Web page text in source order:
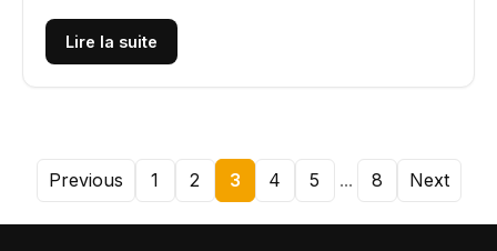
l'expÃ©dition, la tarification et les...
Lire la suite
Previous 1 2 3 4 5 ... 8 Next